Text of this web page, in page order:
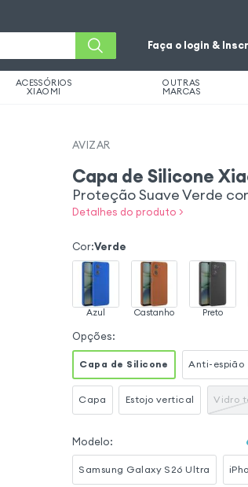
Faça o login &
ACESSÓRIOS
XIAOMI
OUTRAS
MARCAS
AVIZAR
Capa de Silicone
Proteção Suave Verde
Detalhes do produto >
Cor:Verde
Azul Castanho Preto
Opções:
Capa de Silicone Anti-espião
Capa Estojo vertical Vidro
Modelo:
Samsung Galaxy S26 Ultra